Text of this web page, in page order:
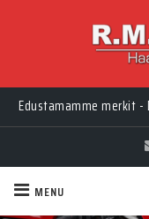
Edustamamme merkit -
MENU